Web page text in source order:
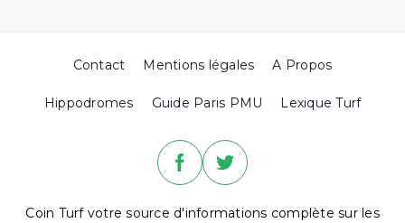
Contact Mentions légales A Propos
Hippodromes Guide Paris PMU Lexique Turf
Coin Turf votre source d'informations complète sur les